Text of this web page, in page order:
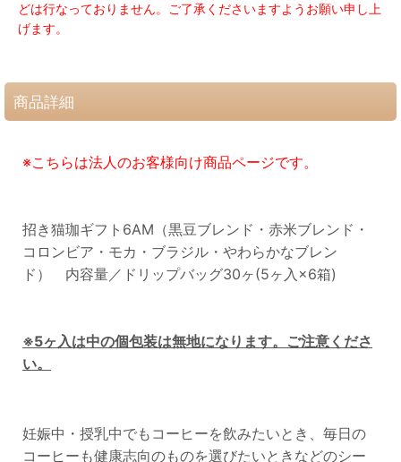
どは行なっておりません。ご了承くださいますようお願い申し上
げます。
商品詳細
※こちらは法人のお客様向け商品ページです。
招き猫珈ギフト6AM（黒豆ブレンド・赤米ブレンド・
コロンビア・モカ・ブラジル・やわらかなブレン
ド） 内容量／ドリップバッグ30ヶ(5ヶ入×6箱)
※5ヶ入は中の個包装は無地になります。ご注意くださ
い。
妊娠中・授乳中でもコーヒーを飲みたいとき、毎日の
コーヒーも健康志向のものを選びたいときなどのシー